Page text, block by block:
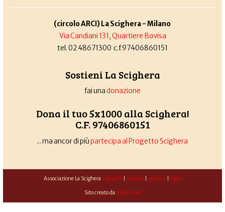
(circolo ARCI) La Scighera - Milano
Via Candiani 131, Quartiere Bovisa
tel. 02 48671300 c.f.97406860151
Sostieni La Scighera
fai unadonazione
Dona il tuo 5x1000 alla Scighera!
C.F. 97406860151
... ma ancor di piùpartecipa al Progetto Scighera
Associazione La Scighera copyleft| cookies| privacy| login
Sito creato da Alekos.net